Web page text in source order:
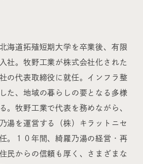
海道拓殖短期大学を卒業後、有限
社。牧野工業が株式会社化された
の代表取締役に就任。インフラ整
た、地域の暮らしの要となる多様
。牧野工業で代表を務めながら、
湯を運営する（株）キラットニセ
。１０年間、綺羅乃湯の経営・再
民からの信頼も厚く、さまざまな